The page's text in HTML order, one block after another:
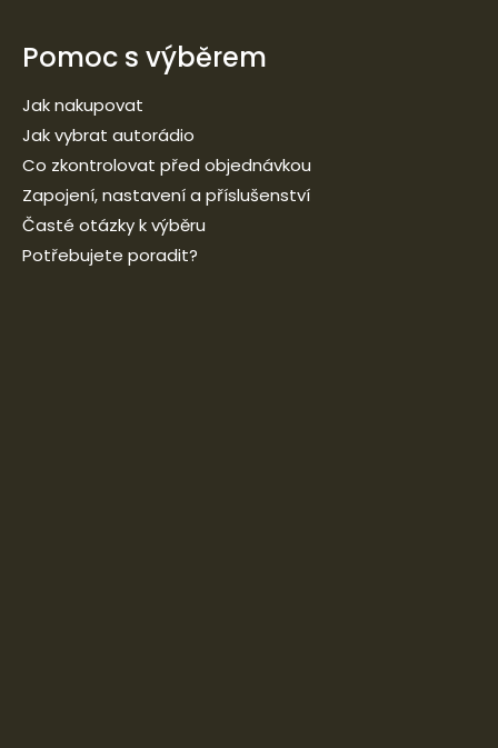
Pomoc s výběrem
Jak nakupovat
Jak vybrat autorádio
Co zkontrolovat před objednávkou
Zapojení, nastavení a příslušenství
Časté otázky k výběru
Potřebujete poradit?